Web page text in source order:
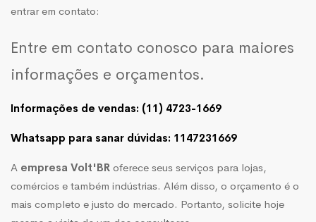
entrar em contato:
Entre em contato conosco para maiores
informações e orçamentos.
Informações de vendas: (11) 4723-1669
Whatsapp para sanar dúvidas: 1147231669
A empresa Volt'BR oferece seus serviços para lojas,
comércios e também indústrias. Além disso, o orçamento é o
mais completo e justo do mercado. Portanto, solicite hoje